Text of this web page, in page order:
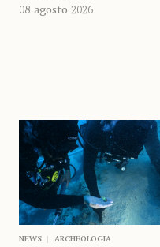
08 agosto 2026
NEWS ARCHEOLOGIA